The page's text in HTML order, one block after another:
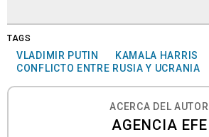
TAGS
VLADIMIR PUTIN
KAMALA HARRIS
CONFLICTO ENTRE RUSIA Y UCRANIA
ACERCA DEL AUTOR
AGENCIA EFE